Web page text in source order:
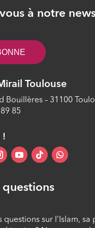
ÉPISODE 11
Les procréations
vous à notre
Toulouse
Bouillères – 31100
89 85
!
questions
questions sur l’Islam, sa